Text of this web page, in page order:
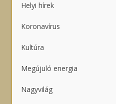
Helyi hírek
Koronavírus
Kultúra
Megújuló energia
Nagyvilág